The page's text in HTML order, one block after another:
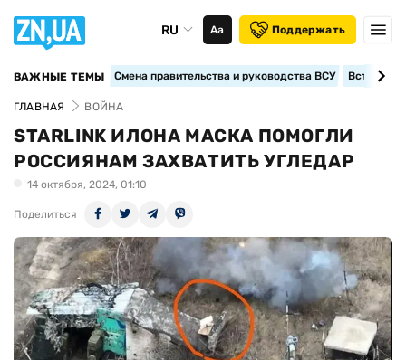
RU Аа Поддержать
ВАЖНЫЕ ТЕМЫ Смена правительства и руководства ВСУ
ГЛАВНАЯ ВОЙНА
STARLINK ИЛОНА МАСКА ПОМОГЛИ
РОССИЯНАМ ЗАХВАТИТЬ УГЛЕДАР
14 октября, 2024, 01:10
Поделиться